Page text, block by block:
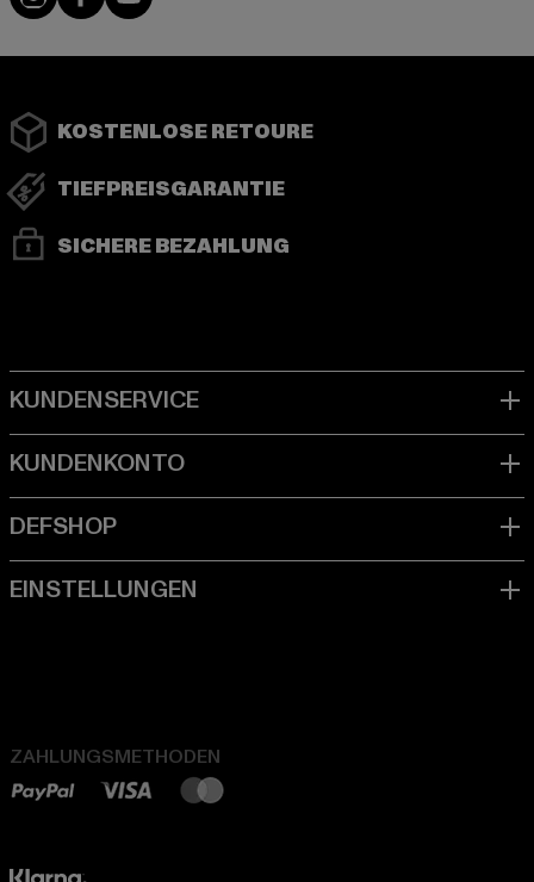
KOSTENLOSE RETOURE
TIEFPREISGARANTIE
SICHERE BEZAHLUNG
ZAHLUNGSMETHODEN